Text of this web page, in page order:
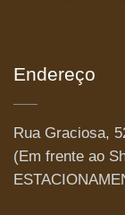
Endereço
Rua Graciosa,
(Em frente ao